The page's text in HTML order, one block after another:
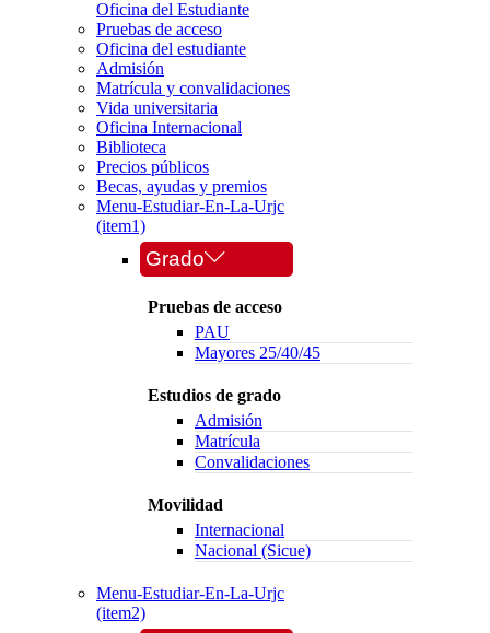
Oficina del Estudiante
Pruebas de acceso
Oficina del estudiante
Admisión
Matrícula y convalidaciones
Vida universitaria
Oficina Internacional
Biblioteca
Precios públicos
Becas, ayudas y premios
Menu-Estudiar-En-La-Urjc
(item1)
Grado
Pruebas de acceso
PAU
Mayores 25/40/45
Estudios de grado
Admisión
Matrícula
Convalidaciones
Movilidad
Internacional
Nacional (Sicue)
Menu-Estudiar-En-La-Urjc
(item2)